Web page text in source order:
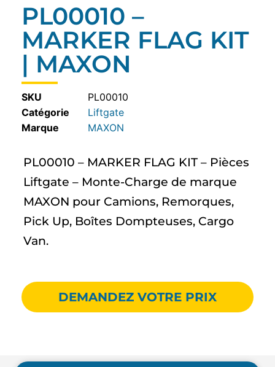
PL00010 –
MARKER FLAG KIT
| MAXON
SKU
PL00010
Catégorie
Liftgate
MAXON
PL00010 – MARKER FLAG KIT – Pièces
Liftgate – Monte-Charge de marque
MAXON pour Camions, Remorques,
Pick Up, Boîtes Dompteuses, Cargo
Van.
DEMANDEZ VOTRE PRIX